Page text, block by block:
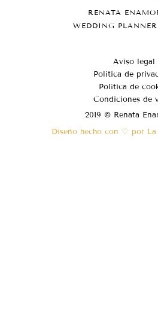
RENATA
WEDDING
Aviso legal
Política de
Política de
Condiciones de
2019 © Renata
Diseño hecho con ♡ por